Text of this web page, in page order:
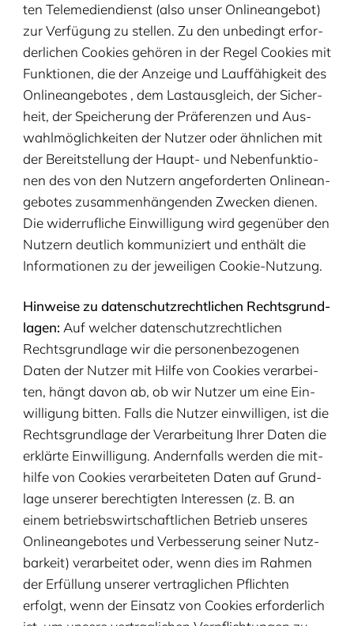
ten Tele­me­di­en­dienst (also unser Online­an­ge­bot)
zur Ver­fü­gung zu stel­len. Zu den unbe­dingt erfor­
der­li­chen Cookies gehö­ren in der Regel Cookies mit
Funk­tio­nen, die der Anzei­ge und Lauf­fä­hig­keit des
Online­an­ge­bo­tes , dem Last­aus­gleich, der Sicher­
heit, der Spei­che­rung der Prä­fe­ren­zen und Aus­
wahl­mög­lich­kei­ten der Nut­zer oder ähn­li­chen mit
der Bereit­stel­lung der Haupt- und Neben­funk­tio­
nen des von den Nut­zern ange­for­der­ten Online­an­
ge­bo­tes zusam­men­hän­gen­den Zwe­cken die­nen.
Die wider­ruf­li­che Ein­wil­li­gung wird gegen­über den
Nut­zern deut­lich kom­mu­ni­ziert und ent­hält die
Infor­ma­tio­nen zu der jewei­li­gen Cookie-Nutzung.
Hin­wei­se zu daten­schutz­recht­li­chen Rechts­grund­
la­gen: Auf wel­cher daten­schutz­recht­li­chen
Rechts­grund­la­ge wir die per­so­nen­be­zo­ge­nen
Daten der Nut­zer mit Hil­fe von Cookies ver­ar­bei­
ten, hängt davon ab, ob wir Nut­zer um eine Ein­
wil­li­gung bit­ten. Falls die Nut­zer ein­wil­li­gen, ist die
Rechts­grund­la­ge der Ver­ar­bei­tung Ihrer Daten die
erklär­te Ein­wil­li­gung. Andern­falls wer­den die mit­
hil­fe von Cookies ver­ar­bei­te­ten Daten auf Grund­
la­ge unse­rer berech­tig­ten Inter­es­sen (z. B. an
einem betriebs­wirt­schaft­li­chen Betrieb unse­res
Online­an­ge­bo­tes und Ver­bes­se­rung sei­ner Nutz­
bar­keit) ver­ar­bei­tet oder, wenn dies im Rah­men
der Erfül­lung unse­rer ver­trag­li­chen Pflich­ten
erfolgt, wenn der Ein­satz von Cookies erfor­der­lich